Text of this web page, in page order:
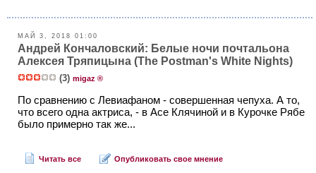
МАЙ 3, 2018 01:00
Андрей Кончаловский: Белые ночи почтальона
Алексея Тряпицына (The Postman's White Nights)
(3) migaz ®
По сравнению с Левиафаном - совершенная чепуха. А то,
что всего одна актриса, - в Асе Клячиной и в Курочке Рябе
было примерно так же...
Читать все Опубликовать свое мнение